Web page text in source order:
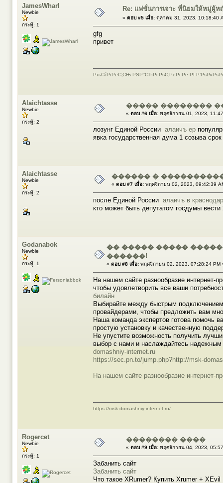
JamesWharl
Newbie
กระทู้: 1
Re: แฟชั่นการเจาะ ที่นิยมให้หมู่ผู้ห
« ตอบ #5 เมื่อ: ตุลาคม 31, 2023, 10:18:40
gfg
привет
РљСѓРїРёС‚СЊ РЅР°СЂРєРѕС‚РёРєРё РІ
Alaichtasse
Newbie
กระทู้: 2
����� ��������
« ตอบ #6 เมื่อ: พฤศจิกายน 01, 2023,
лозунг Единой России алаичъ ер
явка государственная дума 1 созыва
Alaichtasse
Newbie
กระทู้: 2
������ �
« ตอบ #7 เมื่อ: พฤศจิกายน 02, 2023, 09:42:39
после Единой России алаичъ в
кто может быть депутатом госдумы
Godanabok
Newbie
กระทู้: 1
�� ����� �����
������!
« ตอบ #8 เมื่อ: พฤศจิกายน 02, 2023, 07:28:24 PM
На нашем сайте разнообразие
чтобы удовлетворить все ваши
билайн
Выбирайте между быстрым
провайдерами, чтобы предложить вам
Наша команда экспертов готова помочь
простую установку и качественную
Не упустите возможность получить
выбор с нами и наслаждайтесь
domashniy-internet.ru
https://sec.pn.to/jump.php?http://msk-
На нашем сайте разнообразие интернет-
https://msk-domashniy-internet.ru/
Rogercet
Newbie
กระทู้: 1
�������� ����
« ตอบ #9 เมื่อ: พฤศจิกายน 04, 2023,
Забанить сайт
Забанить сайт
Что такое XRumer? Купить Xrumer + XEvil